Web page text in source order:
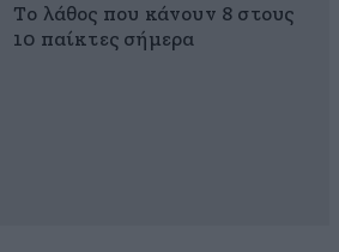
Το λάθος που κάνουν 8 στους
10 παίκτες σήμερα